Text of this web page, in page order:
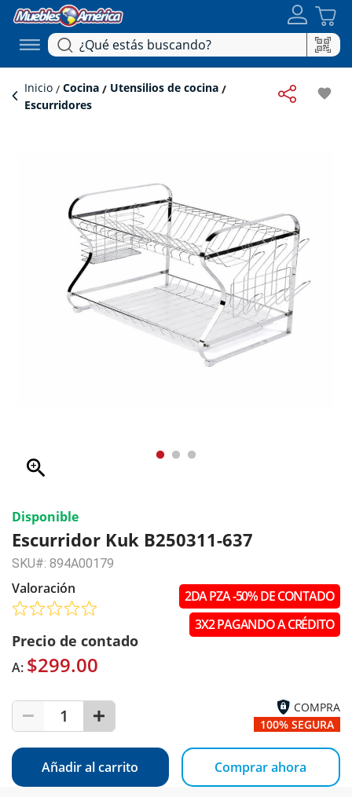
Inicio Cocina
Utensilios de cocina
Escurridores
favorite
zoom_in
Disponible
Escurridor Kuk B250311-637
SKU#: 894A00179
Valoración
Precio de contado
A: $299.00
1
2DA PZA -50% DE CONTADO
3X2 PAGANDO A CRÉDITO
COMPRA
100% SEGURA
Añadir al carrito Comprar ahora